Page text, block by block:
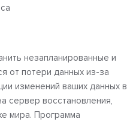
незапланированные и
от потери данных из-за
изменений ваших данных в
сервер восстановления,
мира. Программа